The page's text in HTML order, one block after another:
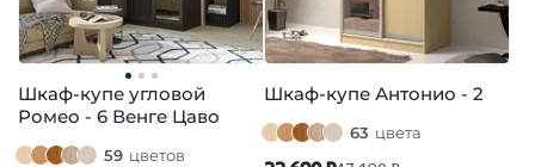
Шкаф-купе угловой
Ромео - 6 Венге Цаво
59 цветов
Шкаф-купе Антонио - 2
63 цвета